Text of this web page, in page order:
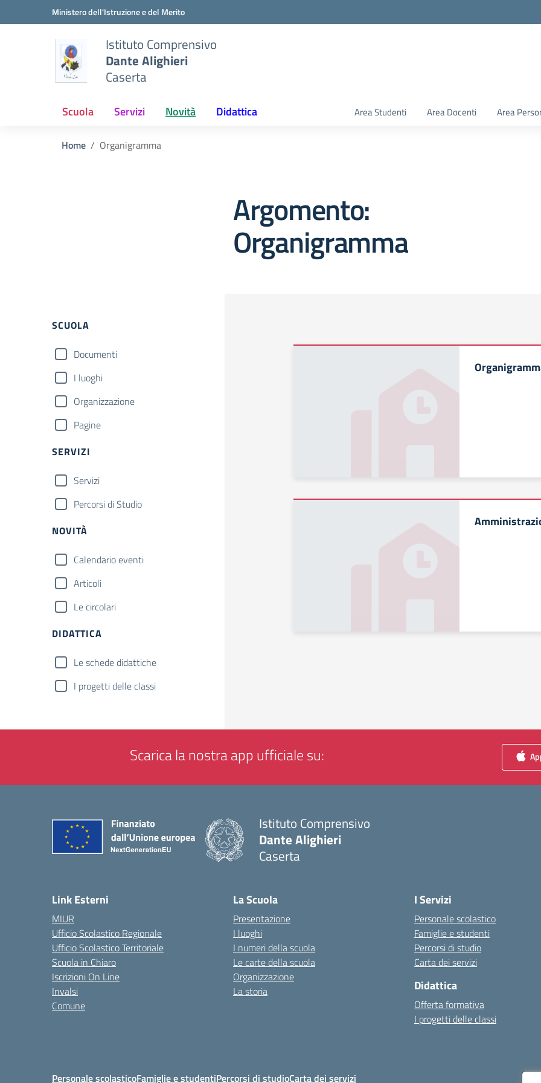
Vai ai contenuti
Vai al menu di navigazioneMinistero dell'Istruzione e del Merito
Istituto Comprensivo
Dante Alighieri
Caserta
Scuola Servizi Novità Didattica Area Studenti Area Docenti Area
Home Organigramma
Argomento:
Organigramma
Filtri
SCUOLA
Documenti
I luoghi
Organizzazione
Pagine
SERVIZI
Servizi
Percorsi di Studio
NOVITÀ
Calendario eventi
Articoli
Le circolari
DIDATTICA
Le schede didattiche
I progetti delle classi
Scarica la nostra app ufficiale su:
Istituto Comprensivo
Dante Alighieri
Caserta
Link Esterni
MIUR
Ufficio Scolastico Regionale
Ufficio Scolastico Territoriale
Scuola in Chiaro
Iscrizioni On Line
Invalsi
Comune
La Scuola
Presentazione
I luoghi
I numeri della scuola
Le carte della scuola
Organizzazione
La storia
I Servizi
Personale scolastico
Famiglie e studenti
Percorsi di studio
Carta dei servizi
Didattica
Offerta formativa
I progetti delle classi
Personale scolasticoFamiglie e studentiPercorsi di studioCarta dei servizi